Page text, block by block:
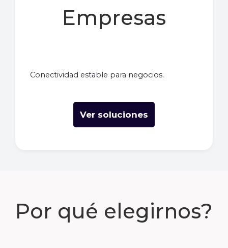
Empresas
Conectividad estable para negocios.
Ver soluciones
Por qué elegirnos?